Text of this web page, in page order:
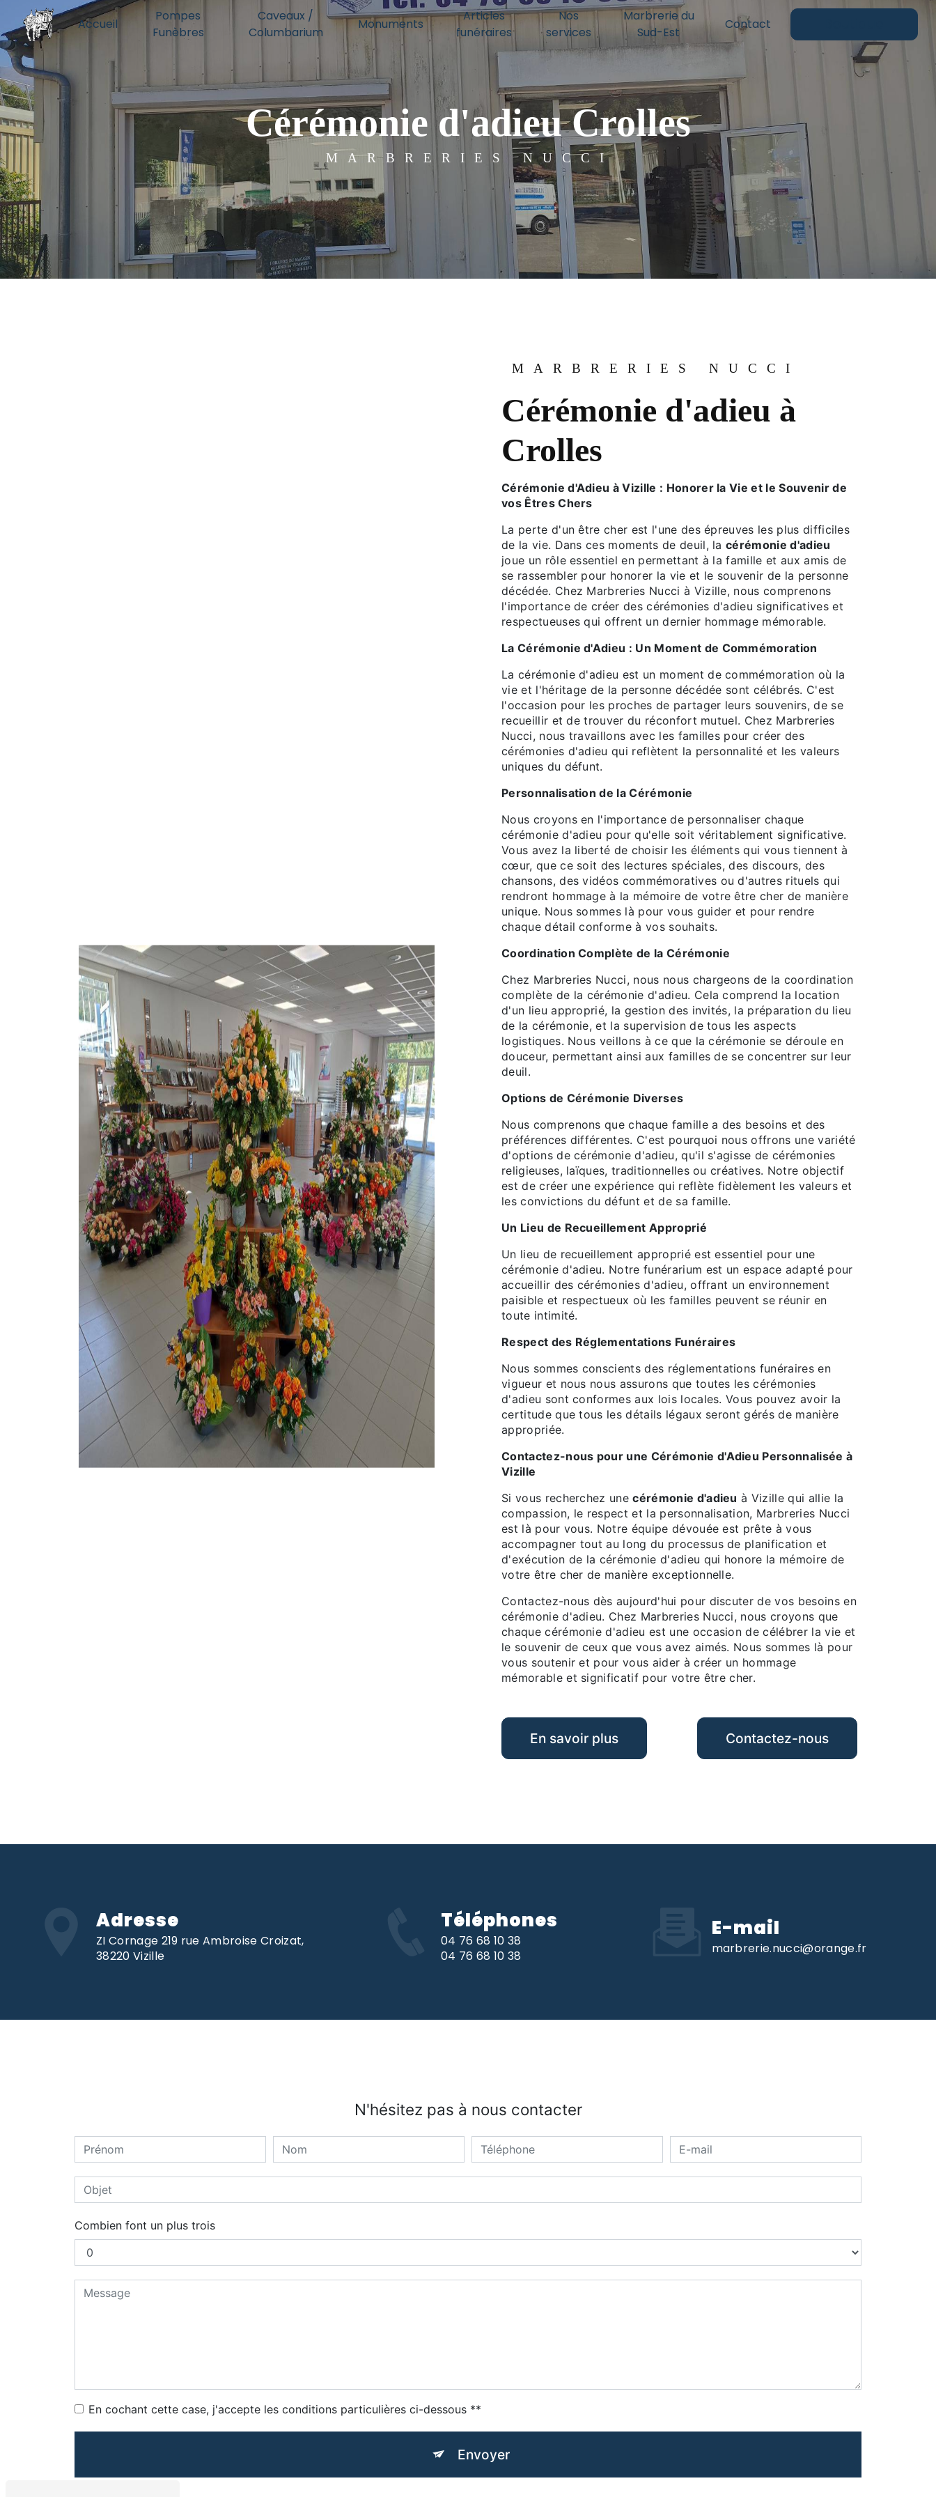
Accueil
Pompes
Funèbres
Caveaux /
Columbarium
Monuments
Articles
funéraires
Nos
services
Marbrerie du
Sud-Est
Contact
Cérémonie d'adieu Crolles
MARBRERIES NUCCI
MARBRERIES NUCCI
Cérémonie d'adieu à
Crolles
Cérémonie d'Adieu à Vizille : Honorer la Vie et le Souvenir de
vos Êtres Chers
La perte d'un être cher est l'une des épreuves les plus difficiles
de la vie. Dans ces moments de deuil, lacérémonie d'adieu
joue un rôle essentiel en permettant à la famille et aux amis de
se rassembler pour honorer la vie et le souvenir de la personne
décédée. Chez Marbreries Nucci à Vizille, nous comprenons
l'importance de créer des cérémonies d'adieu significatives et
respectueuses qui offrent un dernier hommage mémorable.
La Cérémonie d'Adieu : Un Moment de Commémoration
La cérémonie d'adieu est un moment de commémoration où la
vie et l'héritage de la personne décédée sont célébrés. C'est
l'occasion pour les proches de partager leurs souvenirs, de se
recueillir et de trouver du réconfort mutuel. Chez Marbreries
Nucci, nous travaillons avec les familles pour créer des
cérémonies d'adieu qui reflètent la personnalité et les valeurs
uniques du défunt.
Personnalisation de la Cérémonie
Nous croyons en l'importance de personnaliser chaque
cérémonie d'adieu pour qu'elle soit véritablement significative.
Vous avez la liberté de choisir les éléments qui vous tiennent à
cœur, que ce soit des lectures spéciales, des discours, des
chansons, des vidéos commémoratives ou d'autres rituels qui
rendront hommage à la mémoire de votre être cher de manière
unique. Nous sommes là pour vous guider et pour rendre
chaque détail conforme à vos souhaits.
Coordination Complète de la Cérémonie
Chez Marbreries Nucci, nous nous chargeons de la coordination
complète de la cérémonie d'adieu. Cela comprend la location
d'un lieu approprié, la gestion des invités, la préparation du lieu
de la cérémonie, et la supervision de tous les aspects
logistiques. Nous veillons à ce que la cérémonie se déroule en
douceur, permettant ainsi aux familles de se concentrer sur leur
deuil.
Options de Cérémonie Diverses
Nous comprenons que chaque famille a des besoins et des
préférences différentes. C'est pourquoi nous offrons une variété
d'options de cérémonie d'adieu, qu'il s'agisse de cérémonies
religieuses, laïques, traditionnelles ou créatives. Notre objectif
est de créer une expérience qui reflète fidèlement les valeurs et
les convictions du défunt et de sa famille.
Un Lieu de Recueillement Approprié
Un lieu de recueillement approprié est essentiel pour une
cérémonie d'adieu. Notre funérarium est un espace adapté pour
accueillir des cérémonies d'adieu, offrant un environnement
paisible et respectueux où les familles peuvent se réunir en
toute intimité.
Respect des Réglementations Funéraires
Nous sommes conscients des réglementations funéraires en
vigueur et nous nous assurons que toutes les cérémonies
d'adieu sont conformes aux lois locales. Vous pouvez avoir la
certitude que tous les détails légaux seront gérés de manière
appropriée.
Contactez-nous pour une Cérémonie d'Adieu Personnalisée à
Vizille
Si vous recherchez unecérémonie d'adieu à Vizille qui allie la
compassion, le respect et la personnalisation, Marbreries Nucci
est là pour vous. Notre équipe dévouée est prête à vous
accompagner tout au long du processus de planification et
d'exécution de la cérémonie d'adieu qui honore la mémoire de
votre être cher de manière exceptionnelle.
Contactez-nous dès aujourd'hui pour discuter de vos besoins en
cérémonie d'adieu. Chez Marbreries Nucci, nous croyons que
chaque cérémonie d'adieu est une occasion de célébrer la vie et
le souvenir de ceux que vous avez aimés. Nous sommes là pour
vous soutenir et pour vous aider à créer un hommage
mémorable et significatif pour votre être cher.
En savoir plus Contactez-nous
Adresse
ZI Cornage 219 rue Ambroise Croizat,
38220 Vizille
Téléphones
04 76 68 10 38
04 76 68 10 38
E-mail
marbrerie.nucci@orange.fr
N'hésitez pas à nous contacter
Combien font un plus trois
En cochant cette case, j'accepte les conditions particulières ci-dessous **
Envoyer
Panneau de gestion des cookies